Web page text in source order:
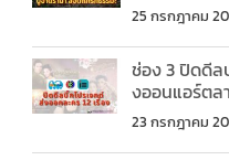
25 กรกฎาคม
ช่อง 3 ปิดดีล
งออนแอร์ตล
23 กรกฎาคม